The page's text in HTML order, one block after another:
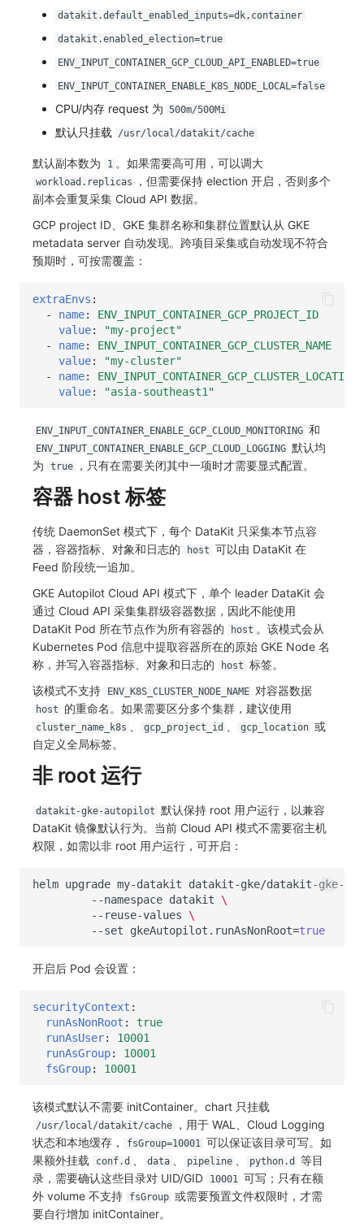
datakit.default_enabled_inputs=dk,container
datakit.enabled_election=true
ENV_INPUT_CONTAINER_GCP_CLOUD_API_ENABLED=true
ENV_INPUT_CONTAINER_ENABLE_K8S_NODE_LOCAL=false
CPU/内存 request 为 500m/500Mi
默认只挂载 /usr/local/datakit/cache
默认副本数为 1 。如果需要高可用，可以调大
workload.replicas
，但需要保持 election 开启，否则多个
副本会重复采集 Cloud API 数据。
GCP project ID、GKE 集群名称和集群位置默认从 GKE
metadata server 自动发现。跨项目采集或自动发现不符合
预期时，可按需覆盖：
extraEnvs :
-
name:
ENV_INPUT_CONTAINER_GCP_PROJECT_ID
value:
"my-project"
-
name:
ENV_INPUT_CONTAINER_GCP_CLUSTER_NAME
value:
"my-cluster"
-
name:
ENV_INPUT_CONTAINER_GCP_CLUSTER_LOCATION
value: "asia-southeast1"
ENV_INPUT_CONTAINER_ENABLE_GCP_CLOUD_MONITORING 和
ENV_INPUT_CONTAINER_ENABLE_GCP_CLOUD_LOGGING 默认均
为
true ，只有在需要关闭其中一项时才需要显式配置。
容器 host 标签
传统 DaemonSet 模式下，每个 DataKit 只采集本节点容
器，容器指标、对象和日志的
host 可以由 DataKit 在
Feed 阶段统一追加。
GKE Autopilot Cloud API 模式下，单个 leader DataKit 会
通过 Cloud API 采集集群级容器数据，因此不能使用
DataKit Pod 所在节点作为所有容器的
host 。该模式会从
Kubernetes Pod 信息中提取容器所在的原始 GKE Node 名
称，并写入容器指标、对象和日志的
host 标签。
该模式不支持
ENV_K8S_CLUSTER_NODE_NAME 对容器数据
host 的重命名。如果需要区分多个集群，建议使用
cluster_name_k8s gcp_project_id gcp_location 或
自定义全局标签。
非 root 运行
datakit-gke-autopilot 默认保持 root 用户运行，以兼容
DataKit 镜像默认行为。当前 Cloud API 模式不需要宿主机
权限，如需以非 root 用户运行，可开启：
helm upgrade my-datakit
datakit-gke/datakit-gke-
--namespace datakit
\
--reuse-values
\
--set
gkeAutopilot.runAsNonRoot=true
开启后 Pod 会设置：
securityContext :
runAsNonRoot :
true
runAsUser:
10001
runAsGroup:
10001
fsGroup: 10001
该模式默认不需要 initContainer。chart 只挂载
/usr/local/datakit/cache
，用于 WAL、Cloud Logging
状态和本地缓存，
fsGroup=10001 可以保证该目录可写。如
果额外挂载
conf.d data pipeline python.d
等目
录，需要确认这些目录对 UID/GID
10001 可写；只有在额
外 volume 不支持
fsGroup 或需要预置文件权限时，才需
要自行增加 initContainer。